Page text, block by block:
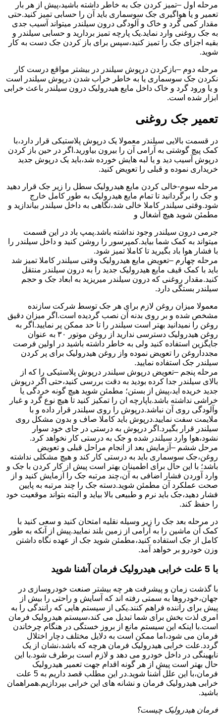
مرحله اول –تمیز کردن جک به خاطر داشته باشید،پیش از هر بار
تعمیر و یا هواگیری جک سوسماری باید آن را حسابی تمیز کنید.حتی
مقدار کمی گرد و خاک و آلودگی درون سیلندر میتواند آسیب جدی
به جک روغنی وارد نماید.یک پارچه تمیز بردارید و حسابی سیلندر و
بقیه اجزای جک را تمیز کنید،سپس برای باز کردن جک دست به کار
شوید.
مرحله دوم –بازکردن درپوش سیلندر در بیشتر مواقع درست کار
نکردن جک سوسماری یا به خاطر خراب شدن درپوش سیلندر است
و یا ورود گرد و خاک داخل مایع هیدرولیک درون سیلندر باعث خرابی
ابزار شده است.
تعمیر جک روغنی
در قسمت بالایی سیلندر معمولا یک درپوش پلاستیکی قرار دارد،با
کمک پیچ گوشتی به آرامی آن را بیرون بیاورید.اگر در حین باز کردن
درپوش آسیب دید و یا لبه هایش خورده شد،باید یک درپوش جدید
خریداری نموده و قبلی را تعویض کنید.
مرحله سوم-خالی کردن مایع هیدرولیک سطل را زیر جک قرار دهید
و جک را برگردانید تا تمام مایع هیدرولیک به طور کامل خارج
شود.وقتی سیلندر کاملا خالی شد،نگاهی به داخل سیلندر بیاندازید و
مطمئن شوید هیچ آشغال و
جرمی درون سیلندر وجود نداشته باشد.پمپ باد در این قسمت
میتواند به کمک شما بیاید.کمپرسور را روشن کنید و داخل سیلندر را
با فشار هوا باد بگیرید تا کاملا تمیز شود.
مرحله چهارم –تعویض مایع هیدرولیک وقتی سیلندر کاملا تمیز شد
باید با کمک قیف مایع هیدرولیک جدید را به درون سیلندر منتقل
کنید.مقدار روغنی که درون سیلندر میریزید به ابعاد جک و حجم
سیلندر بستگی دارد.
معمولا میزان روغن لازم برای هر جک توسط شرکت سازنده
مشخص شده و بر روی بدنه آن نصب گردیده است.اگر میزان دقیق
روغن را نمیدانید بهتر است سیلندر را تا حد ممکن پر نمایید.اگر به
روغن هیدرولیک دسترسی ندارید از روغن موتور ۳۰ به عنوان
جایگزین استفاده کنید ولی به خاطر داشته باشید در اولین فرصت
مجدداروغن را تعویض نموده واز روغن هیدرولیک برای پر کردن
سیلندر جک استفاده نمایید.
مرحله پنجم –تعویض درپوش سیلندر درپوش پلاستیکی را که از
بالای سیلندر جدا کرده بودید به دقت بررسی کنید،حتی اگر درپوش
جدید خریده اید،پیش از بستن؛ مطمئن شوید هیچ گونه خردگی یا
خراشی نداشته باشد.باپارچه ان را تمکیز کنید تا هیچ نوع گرد و غبار
وآلودگی روی آن نباشد.درپوش را روی سیلندر قرار داده و با
ملایمت سفت نمایید.درپوش باید کاملا صاف و بدون مشکل روی
سیلندر قرار بگیرد.اگر درپوش به درستی در جای خود سوار
نشود،هوا وارد سیلندر شده و جک به درستی کار نخواهد کرد.
مرحل ششم –آزمایش بعد از انجام مراحل قبلی و تعویض
روغن،جک سوسماری باید به درستی کار کند و هیچ مشکلی نداشته
باشد؛ با این حال برای اطمینان بهتر است پیش از کار کردن با جک و
وارد آوردن فشار اضافی به آن،چند مرتبه جک را آزمایش کنید و از
صحت عملکرد آن مطمئن شوید.دسته جک را چند مرتبه به پایین
فشار دهید،جک باید نرم و طبیعی بالا بیاید و البته بتواند موقعیت خود
را حفظ کند.
در مرحله بعد جک را زیر وسیله نقلیه امتحان کنید و سعی کنید با
کمک آن ماشین را به آرامی از زمین بلند نمایید.پیش از آنکه به طور
کامل از جک استفاده کنید،مطمئن شوید جک از عهده نگاه داشتن
وزن خودرو بر خواهد آمد.
با 5 علت خرابی هیدرولیک فرمان آشنا شوید
با گذشت زمان و پیشرفت هر چه بیشتر صنعت خودروسازی در
جهان،خودروها به سمتی رفته اند که آسایش و راحتی را بیش از
پیش برای راننده فراهم کنند.یکی از سیستم هایی که رانندگی را به
امری لذت بخش برای شما تبدیل می کند،سیستم هیدرولیک فرمان
است.با اینکه این سیستم مانع از بروز خستگی در هنگام چرخاندن
فرمان می شود،اما ممکن است به دلایل مختلف دچار اختلال
گردد.علت خرابی هیدرولیک فرمان هرچه که باشد،نشان از یک
نابهینگی در داخل خودرو می دهد و لازم است برطرف شود.با این
حال بهتر است پیش از هر گونه اقدام جهت تعمیر هیدرولیک
فرمان،با این علل آشنا شوید.در این مطلب قصد داریم به 5 علت
خرابی هیدرولیک فرمان و نشانه های این خرابی بپردازیم.همراهمان
باشید.
فرمان هیدرولیک چیست؟